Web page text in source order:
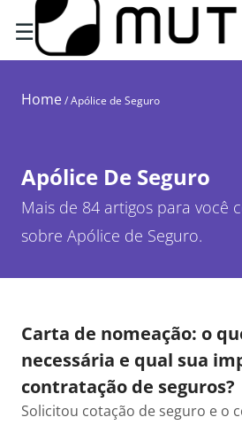
☰
Home/Apólice de Seguro
Apólice De Seguro
Mais de 84 artigos para você
sobre Apólice de Seguro.
Carta de nomeação: o
necessária e qual sua
contratação de seguros?
Solicitou cotação de seguro e o